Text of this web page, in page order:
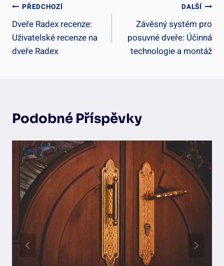
Navigace
Pro
Příspěvek
PŘEDCHOZÍ
Dveře Radex recenze:
Uživatelské recenze na
dveře Radex
DALŠÍ
Závěsný systém pro
posuvné dveře: Účinná
technologie a montáž
Podobné Příspěvky